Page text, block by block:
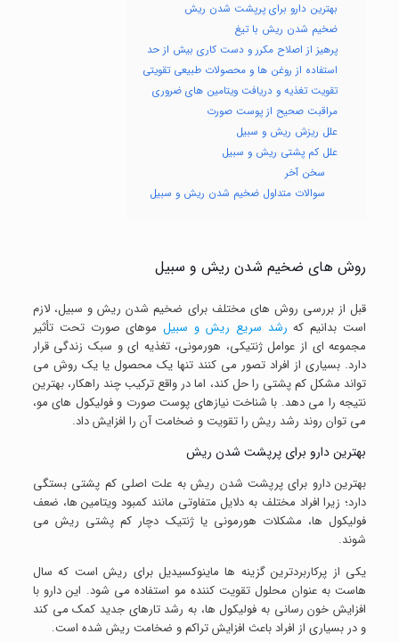
بهترین دارو برای پرپشت شدن ریش
ضخیم شدن ریش با تیغ
پرهیز از اصلاح مکرر و دست کاری بیش از حد
استفاده از روغن ها و محصولات طبیعی تقویتی
تقویت تغذیه و دریافت ویتامین های ضروری
مراقبت صحیح از پوست صورت
علل ریزش ریش و سبیل
علل کم پشتی ریش و سبیل
سخن آخر
سوالات متداول ضخیم شدن ریش و سبیل
روش های ضخیم شدن ریش و سبیل
قبل از بررسی روش های مختلف برای ضخیم شدن ریش و سبیل، لازم
است بدانیم که رشد سریع ریش و سبیلموهای صورت تحت تأثیر
مجموعه ای از عوامل ژنتیکی، هورمونی، تغذیه ای و سبک زندگی قرار
دارد. بسیاری از افراد تصور می کنند تنها یک محصول یا یک روش می
تواند مشکل کم پشتی را حل کند، اما در واقع ترکیب چند راهکار، بهترین
نتیجه را می دهد. با شناخت نیازهای پوست صورت و فولیکول های مو،
می توان روند رشد ریش را تقویت و ضخامت آن را افزایش داد.
بهترین دارو برای پرپشت شدن ریش
بهترین دارو برای پرپشت شدن ریش به علت اصلی کم پشتی بستگی
دارد؛ زیرا افراد مختلف به دلایل متفاوتی مانند کمبود ویتامین ها، ضعف
فولیکول ها، مشکلات هورمونی یا ژنتیک دچار کم پشتی ریش می
شوند.
یکی از پرکاربردترین گزینه ها ماینوکسیدیل برای ریش است که سال
هاست به عنوان محلول تقویت کننده مو استفاده می شود. این دارو با
افزایش خون رسانی به فولیکول ها، به رشد تارهای جدید کمک می کند
و در بسیاری از افراد باعث افزایش تراکم و ضخامت ریش شده است.